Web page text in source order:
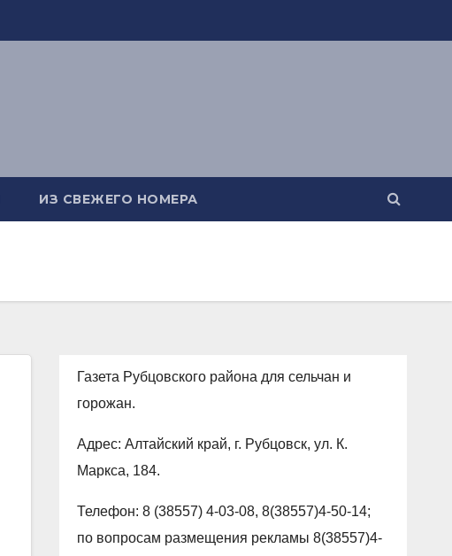
ИЗ СВЕЖЕГО НОМЕРА
Газета Рубцовского района для сельчан и
горожан.
Адрес: Алтайский край, г. Рубцовск, ул. К.
Маркса, 184.
Телефон: 8 (38557) 4-03-08, 8(38557)4-50-14;
по вопросам размещения рекламы 8(38557)4-